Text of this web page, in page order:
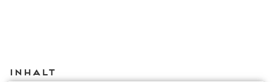
Inhalt